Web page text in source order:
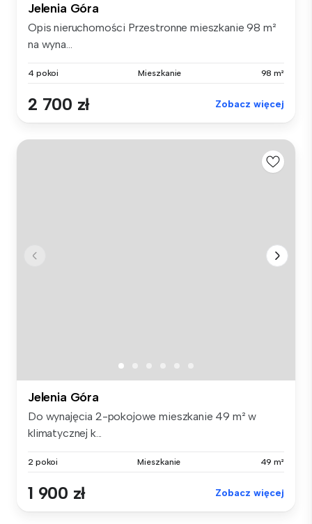
Jelenia Góra
Opis nieruchomości Przestronne mieszkanie 98 m²
na wyna...
4 pokoi Mieszkanie 98 m²
2 700 zł Zobacz więcej
Jelenia Góra
Do wynajęcia 2-pokojowe mieszkanie 49 m² w
klimatycznej k...
2 pokoi Mieszkanie 49 m²
1 900 zł Zobacz więcej